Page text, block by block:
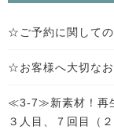
☆ご予約に関して
☆お客様へ大切な
≪3-7≫新素材！再
３人目、７回目（